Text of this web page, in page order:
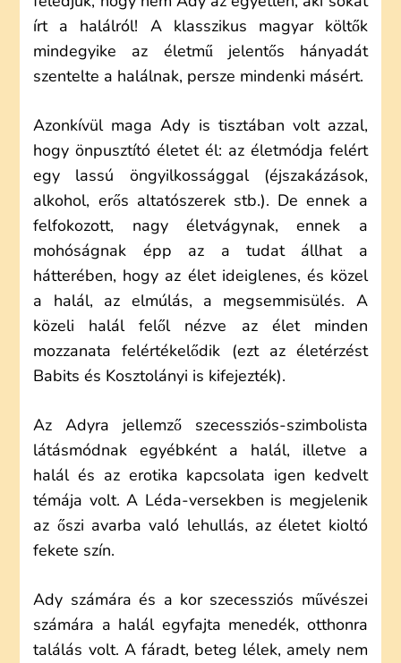
írt a halálról! A klasszikus magyar költők
mindegyike az életmű jelentős hányadát
szentelte a halálnak, persze mindenki másért.
Azonkívül maga Ady is tisztában volt azzal,
hogy önpusztító életet él: az életmódja felért
egy lassú öngyilkossággal (éjszakázások,
alkohol, erős altatószerek stb.). De ennek a
felfokozott, nagy életvágynak, ennek a
mohóságnak épp az a tudat állhat a
hátterében, hogy az élet ideiglenes, és közel
a halál, az elmúlás, a megsemmisülés. A
közeli halál felől nézve az élet minden
mozzanata felértékelődik (ezt az életérzést
Babits és Kosztolányi is kifejezték).
Az Adyra jellemző szecessziós-szimbolista
látásmódnak egyébként a halál, illetve a
halál és az erotika kapcsolata igen kedvelt
témája volt. A Léda-versekben is megjelenik
az őszi avarba való lehullás, az életet kioltó
fekete szín.
Ady számára és a kor szecessziós művészei
számára a halál egyfajta menedék, otthonra
találás volt. A fáradt, beteg lélek, amely nem